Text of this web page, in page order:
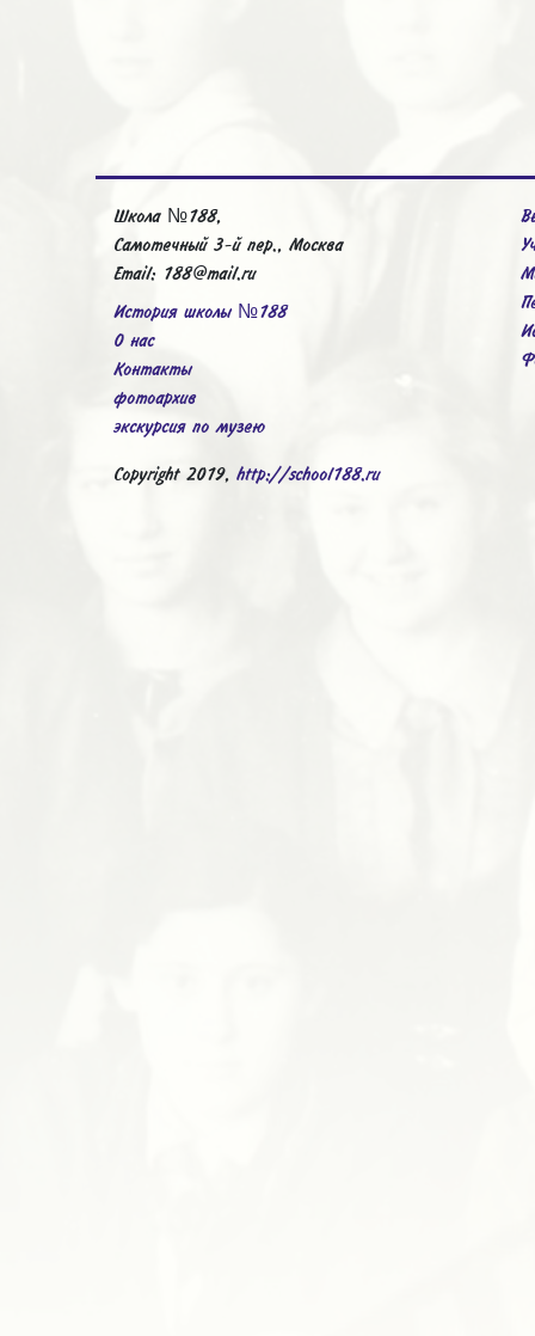
Школа №188,
Самотечный 3-й пер., Москва
Email: 188@mail.ru
История школы №188
О нас
Контакты
фотоархив
экскурсия по музею
Copyright 2019, http://school188.ru